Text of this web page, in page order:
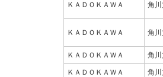
ＫＡＤＯＫＡＷＡ 角
ＫＡＤＯＫＡＷＡ 角
ＫＡＤＯＫＡＷＡ 角
ＫＡＤＯＫＡＷＡ 角